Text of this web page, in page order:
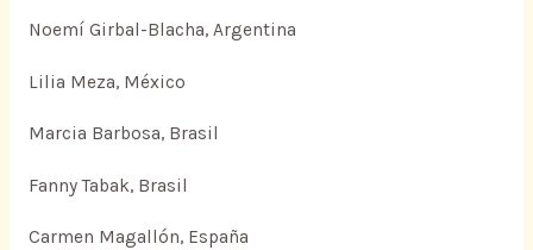
Noemí Girbal-Blacha, Argentina
Lilia Meza, México
Marcia Barbosa, Brasil
Fanny Tabak, Brasil
Carmen Magallón, España